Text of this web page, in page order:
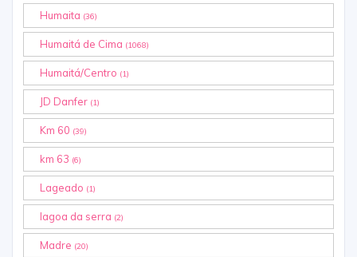
Humaita (36)
Humaitá de Cima (1068)
Humaitá/Centro (1)
JD Danfer (1)
Km 60 (39)
km 63 (6)
Lageado (1)
lagoa da serra (2)
Madre (20)